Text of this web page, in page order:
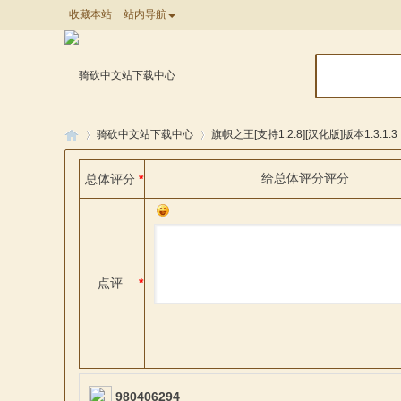
收藏本站 站内导航
骑砍中文站下载中心 旗帜之王[支持1.2.8][汉化版]版本1.3.1.3
*
总体评分 给总体评分评分
*
点评
980406294